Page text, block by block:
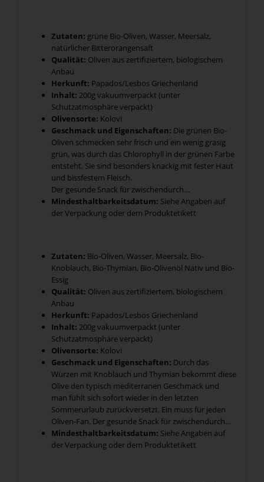
Zutaten: grüne Bio-Oliven, Wasser, Meersalz,
natürlicher Bitterorangensaft
Qualität: Oliven aus zertifiziertem, biologischem
Anbau
Herkunft: Papados/Lesbos Griechenland
Inhalt: 200g vakuumverpackt (unter
Schutzatmosphäre verpackt)
Olivensorte: Kolovi
Geschmack und Eigenschaften: Die grünen Bio-
Oliven schmecken sehr frisch und ein wenig grasig
grün, was durch das Chlorophyll in der grünen Farbe
entsteht. Sie sind besonders knackig mit fester Haut
und bissfestem Fleisch.
Der gesunde Snack für zwischendurch…
Mindesthaltbarkeitsdatum: Siehe Angaben auf
der Verpackung oder dem Produktetikett
Zutaten: Bio-Oliven, Wasser, Meersalz, Bio-
Knoblauch, Bio-Thymian, Bio-Olivenöl Nativ und Bio-
Essig
Qualität: Oliven aus zertifiziertem, biologischem
Anbau
Herkunft: Papados/Lesbos Griechenland
Inhalt: 200g vakuumverpackt (unter
Schutzatmosphäre verpackt)
Olivensorte: Kolovi
Geschmack und Eigenschaften: Durch das
Würzen mit Knoblauch und Thymian bekommt diese
Olive den typisch mediterranen Geschmack und
man fühlt sich sofort wieder in den letzten
Sommerurlaub zurückversetzt. Ein muss für jeden
Oliven-Fan. Der gesunde Snack für zwischendurch…
Mindesthaltbarkeitsdatum: Siehe Angaben auf
der Verpackung oder dem Produktetikett